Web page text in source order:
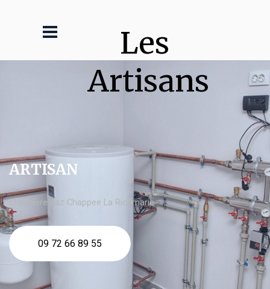
Les
Artisans
ARTISAN
chaudière gaz Chappee La Ricamarie
09 72 66 89 55